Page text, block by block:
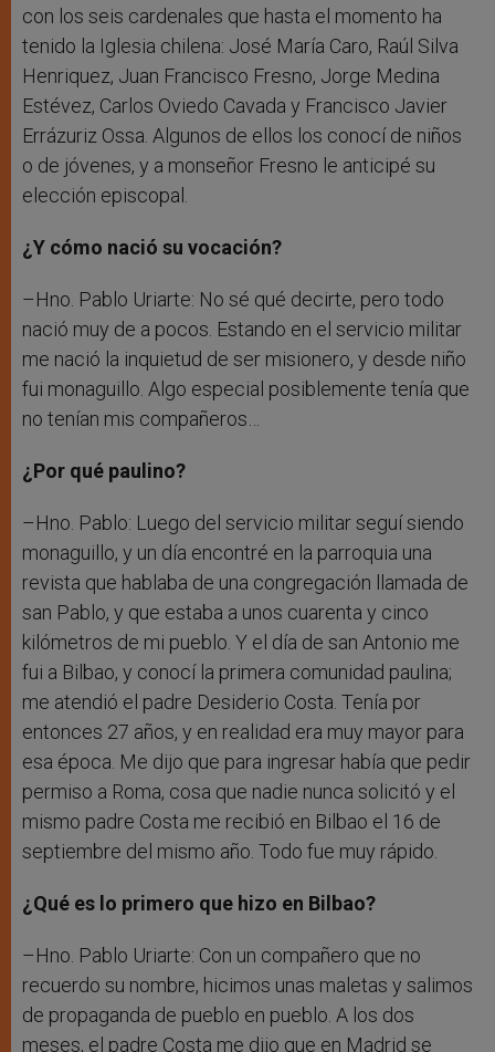
con los seis cardenales que hasta el momento ha
tenido la Iglesia chilena: José María Caro, Raúl Silva
Henriquez, Juan Francisco Fresno, Jorge Medina
Estévez, Carlos Oviedo Cavada y Francisco Javier
Errázuriz Ossa. Algunos de ellos los conocí de niños
o de jóvenes, y a monseñor Fresno le anticipé su
elección episcopal.
¿Y cómo nació su vocación?
–Hno. Pablo Uriarte: No sé qué decirte, pero todo
nació muy de a pocos. Estando en el servicio militar
me nació la inquietud de ser misionero, y desde niño
fui monaguillo. Algo especial posiblemente tenía que
no tenían mis compañeros…
¿Por qué paulino?
–Hno. Pablo: Luego del servicio militar seguí siendo
monaguillo, y un día encontré en la parroquia una
revista que hablaba de una congregación llamada de
san Pablo, y que estaba a unos cuarenta y cinco
kilómetros de mi pueblo. Y el día de san Antonio me
fui a Bilbao, y conocí la primera comunidad paulina;
me atendió el padre Desiderio Costa. Tenía por
entonces 27 años, y en realidad era muy mayor para
esa época. Me dijo que para ingresar había que pedir
permiso a Roma, cosa que nadie nunca solicitó y el
mismo padre Costa me recibió en Bilbao el 16 de
septiembre del mismo año. Todo fue muy rápido.
¿Qué es lo primero que hizo en Bilbao?
–Hno. Pablo Uriarte: Con un compañero que no
recuerdo su nombre, hicimos unas maletas y salimos
de propaganda de pueblo en pueblo. A los dos
meses, el padre Costa me dijo que en Madrid se